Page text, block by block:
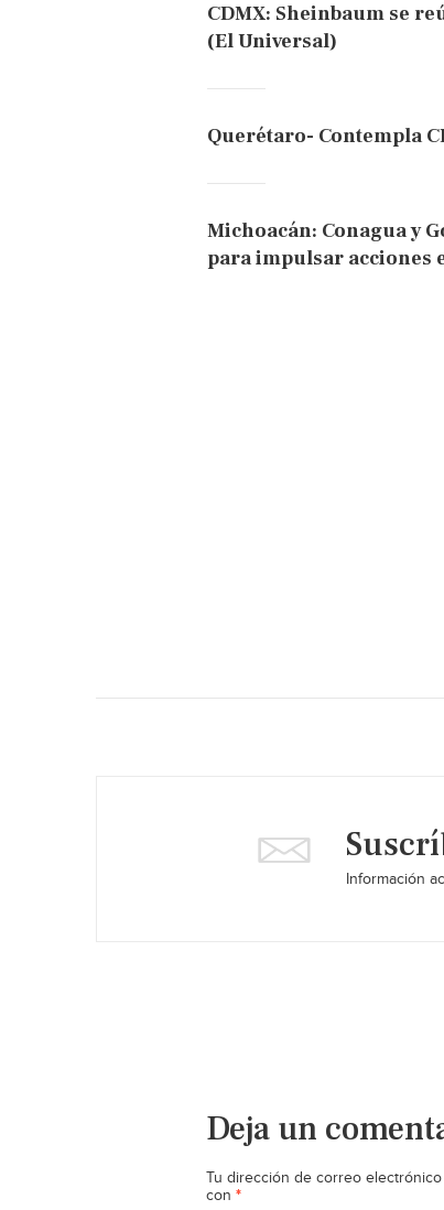
CDMX: Sheinbaum se
(El Universal)
Querétaro- Contempla
Michoacán: Conagua y
para impulsar acciones
Información
Deja un
Tu dirección de correo
con *